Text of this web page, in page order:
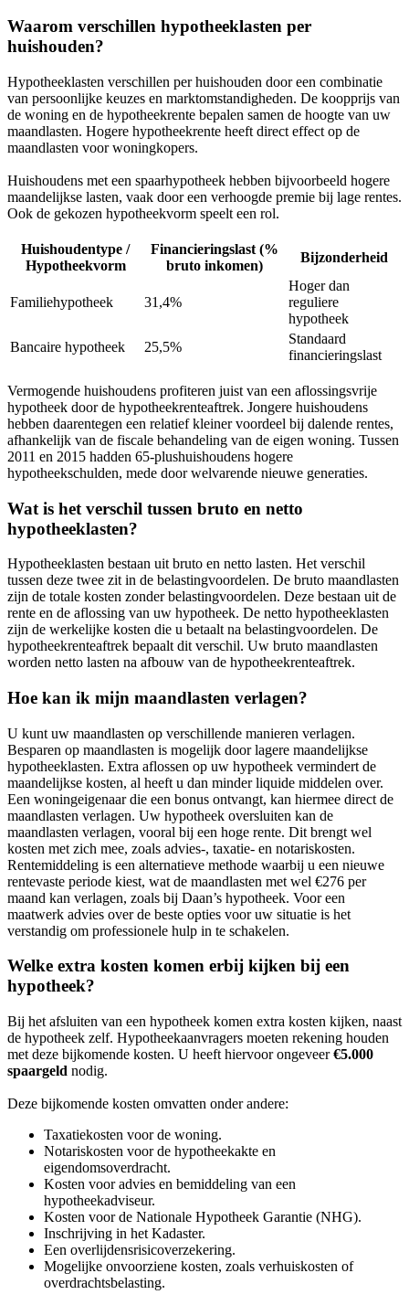
Waarom verschillen hypotheeklasten per
huishouden?
Hypotheeklasten verschillen per huishouden door een combinatie
van persoonlijke keuzes en marktomstandigheden. De koopprijs van
de woning en de hypotheekrente bepalen samen de hoogte van uw
maandlasten. Hogere hypotheekrente heeft direct effect op de
maandlasten voor woningkopers.
Huishoudens met een spaarhypotheek hebben bijvoorbeeld hogere
maandelijkse lasten, vaak door een verhoogde premie bij lage rentes.
Ook de gekozen hypotheekvorm speelt een rol.
Huishoudentype /
Hypotheekvorm
Financieringslast (%
bruto inkomen)
Bijzonderheid
Familiehypotheek 31,4%
Hoger dan
reguliere
hypotheek
Bancaire hypotheek
25,5%
Standaard
financieringslast
Vermogende huishoudens profiteren juist van een aflossingsvrije
hypotheek door de hypotheekrenteaftrek. Jongere huishoudens
hebben daarentegen een relatief kleiner voordeel bij dalende rentes,
afhankelijk van de fiscale behandeling van de eigen woning. Tussen
2011 en 2015 hadden 65-plushuishoudens hogere
hypotheekschulden, mede door welvarende nieuwe generaties.
Wat is het verschil tussen bruto en netto
hypotheeklasten?
Hypotheeklasten bestaan uit bruto en netto lasten. Het verschil
tussen deze twee zit in de belastingvoordelen. De bruto maandlasten
zijn de totale kosten zonder belastingvoordelen. Deze bestaan uit de
rente en de aflossing van uw hypotheek. De netto hypotheeklasten
zijn de werkelijke kosten die u betaalt na belastingvoordelen. De
hypotheekrenteaftrek bepaalt dit verschil. Uw bruto maandlasten
worden netto lasten na afbouw van de hypotheekrenteaftrek.
Hoe kan ik mijn maandlasten verlagen?
U kunt uw maandlasten op verschillende manieren verlagen.
Besparen op maandlasten is mogelijk door lagere maandelijkse
hypotheeklasten. Extra aflossen op uw hypotheek vermindert de
maandelijkse kosten, al heeft u dan minder liquide middelen over.
Een woningeigenaar die een bonus ontvangt, kan hiermee direct de
maandlasten verlagen. Uw hypotheek oversluiten kan de
maandlasten verlagen, vooral bij een hoge rente. Dit brengt wel
kosten met zich mee, zoals advies-, taxatie- en notariskosten.
Rentemiddeling is een alternatieve methode waarbij u een nieuwe
rentevaste periode kiest, wat de maandlasten met wel €276 per
maand kan verlagen, zoals bij Daan’s hypotheek. Voor een
maatwerk advies over de beste opties voor uw situatie is het
verstandig om professionele hulp in te schakelen.
Welke extra kosten komen erbij kijken bij een
hypotheek?
Bij het afsluiten van een hypotheek komen extra kosten kijken, naast
de hypotheek zelf. Hypotheekaanvragers moeten rekening houden
met deze bijkomende kosten. U heeft hiervoor ongeveer€5.000
spaargeld nodig.
Deze bijkomende kosten omvatten onder andere:
Taxatiekosten voor de woning.
Notariskosten voor de hypotheekakte en
eigendomsoverdracht.
Kosten voor advies en bemiddeling van een
hypotheekadviseur.
Kosten voor de Nationale Hypotheek Garantie (NHG).
Inschrijving in het Kadaster.
Een overlijdensrisicoverzekering.
Mogelijke onvoorziene kosten, zoals verhuiskosten of
overdrachtsbelasting.